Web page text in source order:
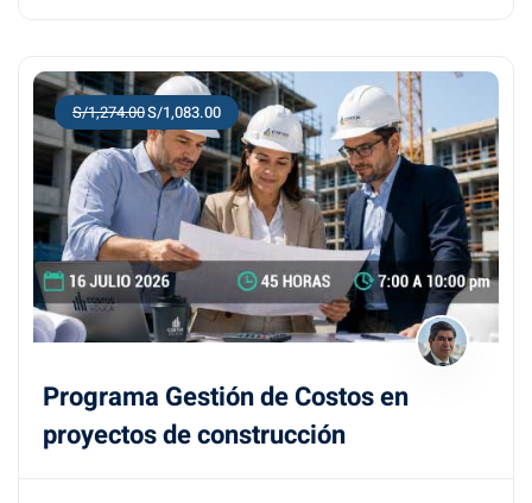
S/1,274.00S/1,083.00
Programa Gestión de Costos en
proyectos de construcción